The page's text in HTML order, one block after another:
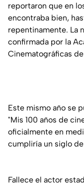
reportaron que en
encontraba bien,
repentinamente. La
confirmada por la
Cinematográficas de
Este mismo año se
"Mis 100 años de
oficialmente en
cumpliría un siglo
Fallece el actor